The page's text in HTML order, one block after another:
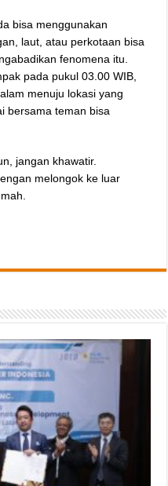
bisa menggunakan
laut, atau perkotaan bisa
fenomena itu.
pada pukul 03.00 WIB,
menuju lokasi yang
bersama teman bisa
jangan khawatir.
melongok ke luar